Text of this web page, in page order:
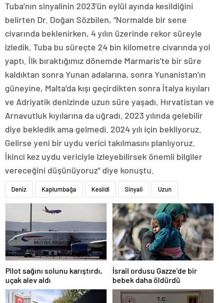
Tuba’nın sinyalinin 2023’ün eylül ayında kesildiğini
belirten Dr. Doğan Sözbilen, “Normalde bir sene
civarında beklenirken, 4 yılın üzerinde rekor süreyle
izledik. Tuba bu süreçte 24 bin kilometre civarında yol
yaptı. İlk bıraktığımız dönemde Marmaris’te bir süre
kaldıktan sonra Yunan adalarına, sonra Yunanistan’ın
güneyine, Malta’da kışı geçirdikten sonra İtalya kıyıları
ve Adriyatik denizinde uzun süre yaşadı. Hırvatistan ve
Arnavutluk kıyılarına da uğradı. 2023 yılında gelebilir
diye bekledik ama gelmedi. 2024 yılı için bekliyoruz.
Gelirse yeni bir uydu verici takılmasını planlıyoruz.
İkinci kez uydu vericiyle izleyebilirsek önemli bilgiler
vereceğini düşünüyoruz” diye konuştu.
Deniz Kaplumbağa Kesildi Sinyali Uzun
Pilot sağını solunu karıştırdı,
uçak alev aldı
İsrail ordusu Gazze’de bir
bebek daha öldürdü